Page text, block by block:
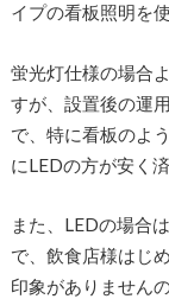
イプの看板照明を
蛍光灯仕様の場合
すが、設置後の運
で、特に看板のよ
にLEDの方が安く
また、LEDの場合
で、飲食店様はじ
印象がありません